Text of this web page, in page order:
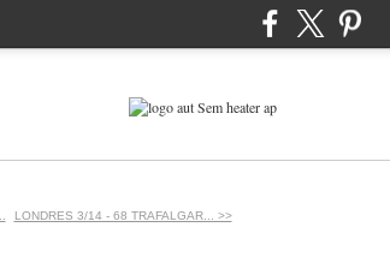
LONDRES 3/14 - 68 TRAFALGAR... >>